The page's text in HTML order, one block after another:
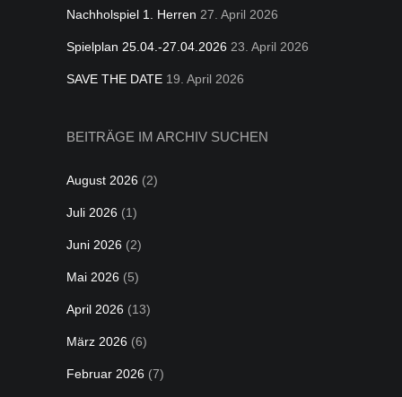
Nachholspiel 1. Herren 27. April 2026
Spielplan 25.04.-27.04.2026 23. April 2026
SAVE THE DATE 19. April 2026
BEITRÄGE IM ARCHIV SUCHEN
August 2026 (2)
Juli 2026 (1)
Juni 2026 (2)
Mai 2026 (5)
April 2026 (13)
März 2026 (6)
Februar 2026 (7)